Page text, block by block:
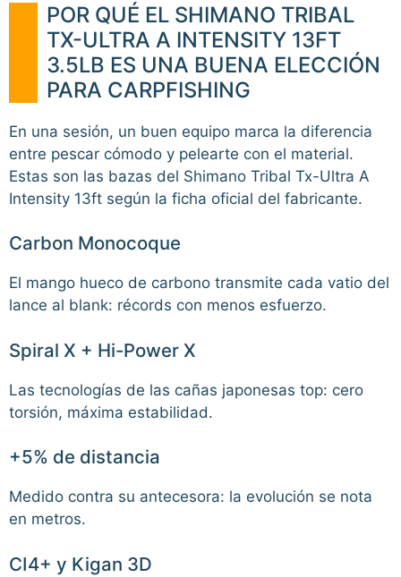
POR QUÉ EL SHIMANO TRIBAL
TX-ULTRA A INTENSITY 13FT
3.5LB ES UNA BUENA ELECCIÓN
PARA CARPFISHING
En una sesión, un buen equipo marca la diferencia
entre pescar cómodo y pelearte con el material.
Estas son las bazas del Shimano Tribal Tx-Ultra A
Intensity 13ft según la ficha oficial del fabricante.
Carbon Monocoque
El mango hueco de carbono transmite cada vatio del
lance al blank: récords con menos esfuerzo.
Spiral X + Hi-Power X
Las tecnologías de las cañas japonesas top: cero
torsión, máxima estabilidad.
+5% de distancia
Medido contra su antecesora: la evolución se nota
en metros.
CI4+ y Kigan 3D